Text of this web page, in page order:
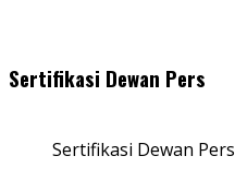
Sertifikasi Dewan Pers
Sertifikasi Dewan Pers